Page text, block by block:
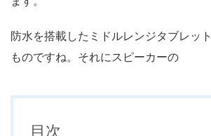
防水を搭載したミドルレンジタブレッ
ものですね。それにスピーカーの
目次